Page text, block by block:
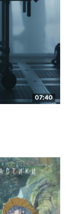
07:40